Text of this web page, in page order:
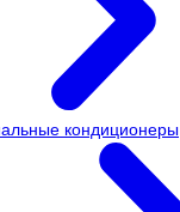
кондиционеры